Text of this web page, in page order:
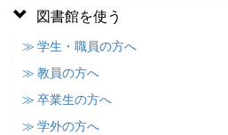
図書館を使う
≫ 学生・職員の方へ
≫ 教員の方へ
≫ 卒業生の方へ
≫ 学外の方へ